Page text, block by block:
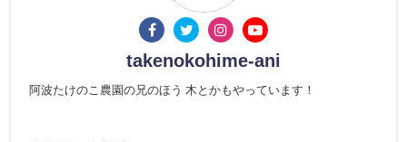
takenokohime-ani
阿波たけのこ農園の兄のほう 木とかもやっています！